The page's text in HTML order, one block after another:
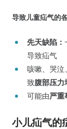
导致儿童疝气的
先天缺陷：
导致疝气
咳嗽、哭泣
致腹部压力
可能由严重
小儿疝气的